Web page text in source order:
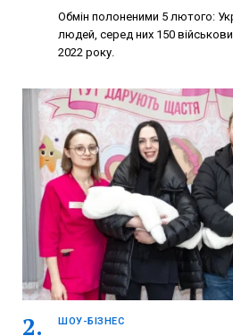
Обмін полоненими 5 лютого:
людей, серед них 150
2022 року.
ШОУ-БІЗНЕС